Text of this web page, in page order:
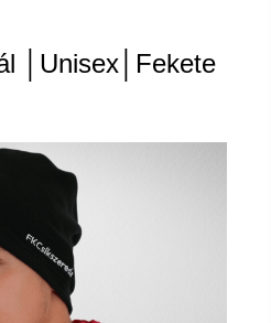
│Unisex│Fekete